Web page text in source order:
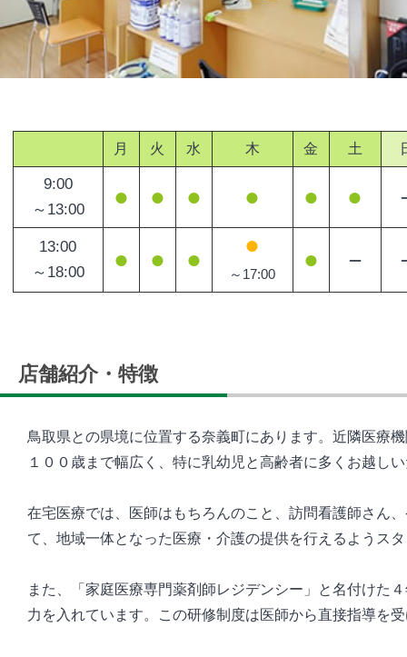
月 火 水 木 金 土
9:00
～13:00
● ● ● ● ● ●
13:00
～18:00
● ● ●
●
～17:00
● －
店舗紹介・特徴
鳥取県との県境に位置する奈義町にあります。近隣医
１００歳まで幅広く、特に乳幼児と高齢者に多くお越し
在宅医療では、医師はもちろんのこと、訪問看護師さん
て、地域一体となった医療・介護の提供を行えるようス
また、「家庭医療専門薬剤師レジデンシー」と名付けた
力を入れています。この研修制度は医師から直接指導を